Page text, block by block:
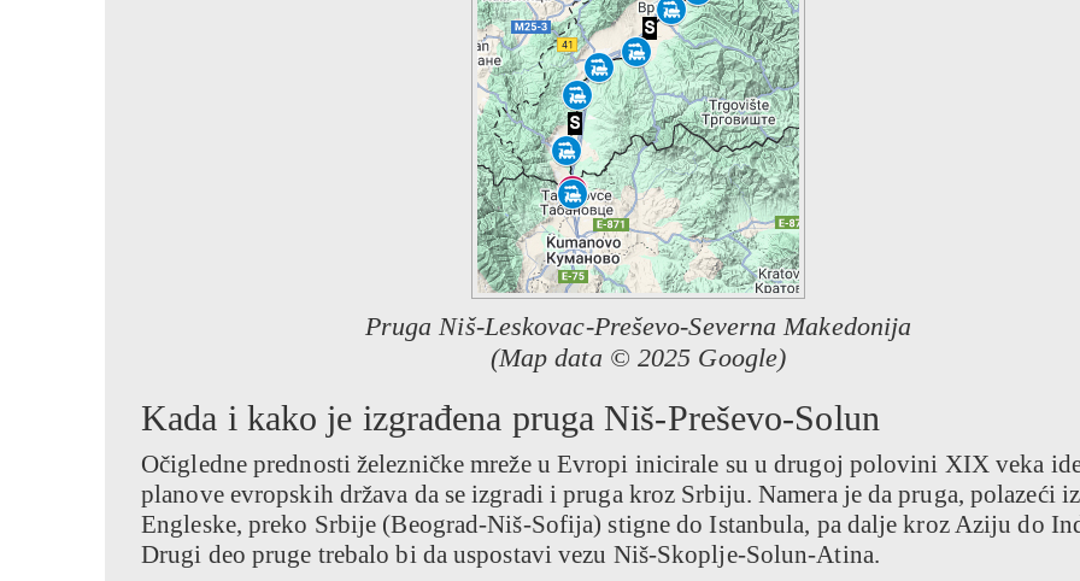
Pruga Niš-Leskovac-Preševo-Severna Makedonija
(Map data © 2025 Google)
Kada i kako je izgrađena pruga Niš-Preševo-Solun
Očigledne prednosti železničke mreže u Evropi inicirale su u drugoj polovini XIX veka
planove evropskih država da se izgradi i pruga kroz Srbiju. Namera je da pruga, polazeći iz
Engleske, preko Srbije (Beograd-Niš-Sofija) stigne do Istanbula, pa dalje kroz Aziju do
Drugi deo pruge trebalo bi da uspostavi vezu Niš-Skoplje-Solun-Atina.